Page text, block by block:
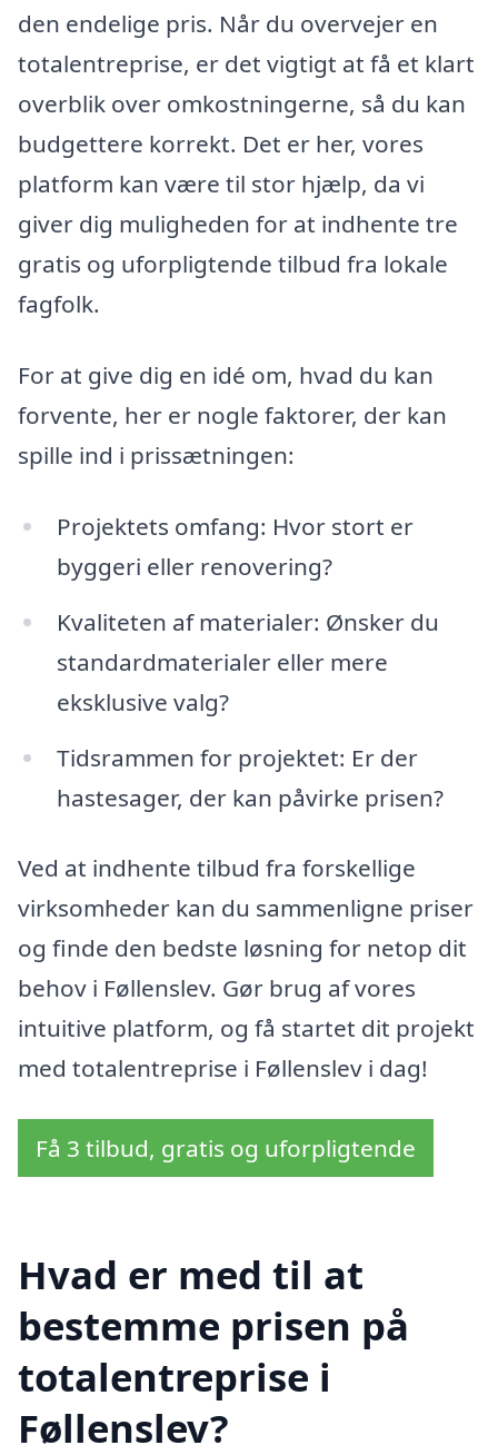
den endelige pris. Når du overvejer en
totalentreprise, er det vigtigt at få et klart
overblik over omkostningerne, så du kan
budgettere korrekt. Det er her, vores
platform kan være til stor hjælp, da vi
giver dig muligheden for at indhente tre
gratis og uforpligtende tilbud fra lokale
fagfolk.
For at give dig en idé om, hvad du kan
forvente, her er nogle faktorer, der kan
spille ind i prissætningen:
Projektets omfang: Hvor stort er
byggeri eller renovering?
Kvaliteten af materialer: Ønsker du
standardmaterialer eller mere
eksklusive valg?
Tidsrammen for projektet: Er der
hastesager, der kan påvirke prisen?
Ved at indhente tilbud fra forskellige
virksomheder kan du sammenligne priser
og finde den bedste løsning for netop dit
behov i Føllenslev. Gør brug af vores
intuitive platform, og få startet dit projekt
med totalentreprise i Føllenslev i dag!
Få 3 tilbud, gratis og uforpligtende
Hvad er med til at
bestemme prisen på
totalentreprise i
Føllenslev?